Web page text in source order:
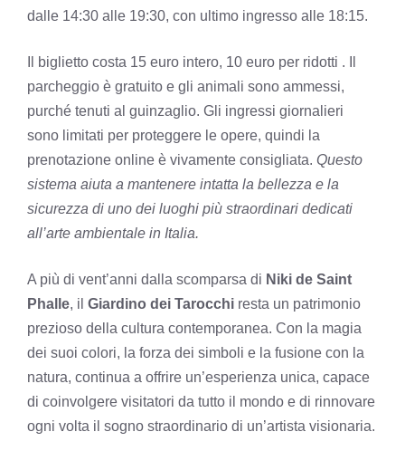
dalle 14:30 alle 19:30, con ultimo ingresso alle 18:15.
Il biglietto costa 15 euro intero, 10 euro per ridotti . Il
parcheggio è gratuito e gli animali sono ammessi,
purché tenuti al guinzaglio. Gli ingressi giornalieri
sono limitati per proteggere le opere, quindi la
prenotazione online è vivamente consigliata. Questo
sistema aiuta a mantenere intatta la bellezza e la
sicurezza di uno dei luoghi più straordinari dedicati
all’arte ambientale in Italia.
A più di vent’anni dalla scomparsa di Niki de Saint
Phalle, il Giardino dei Tarocchi resta un patrimonio
prezioso della cultura contemporanea. Con la magia
dei suoi colori, la forza dei simboli e la fusione con la
natura, continua a offrire un’esperienza unica, capace
di coinvolgere visitatori da tutto il mondo e di rinnovare
ogni volta il sogno straordinario di un’artista visionaria.